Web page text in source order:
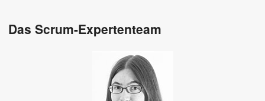
Das Scrum-Expertenteam